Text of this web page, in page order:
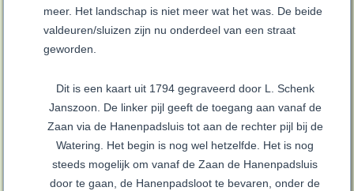
meer. Het landschap is niet meer wat het was. De beide
valdeuren/sluizen zijn nu onderdeel van een straat
geworden.
Dit is een kaart uit 1794 gegraveerd door L. Schenk
Janszoon. De linker pijl geeft de toegang aan vanaf de
Zaan via de Hanenpadsluis tot aan de rechter pijl bij de
Watering. Het begin is nog wel hetzelfde. Het is nog
steeds mogelijk om vanaf de Zaan de Hanenpadsluis
door te gaan, de Hanenpadsloot te bevaren, onder de